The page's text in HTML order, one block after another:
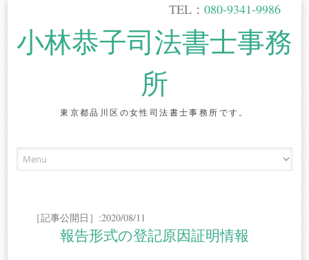
TEL： 080-9341-9986
小林恭子司法書士事務
所
東京都品川区の女性司法書士事務所です。
content
［記事公開日］:2020/08/11
報告形式の登記原因証明情報